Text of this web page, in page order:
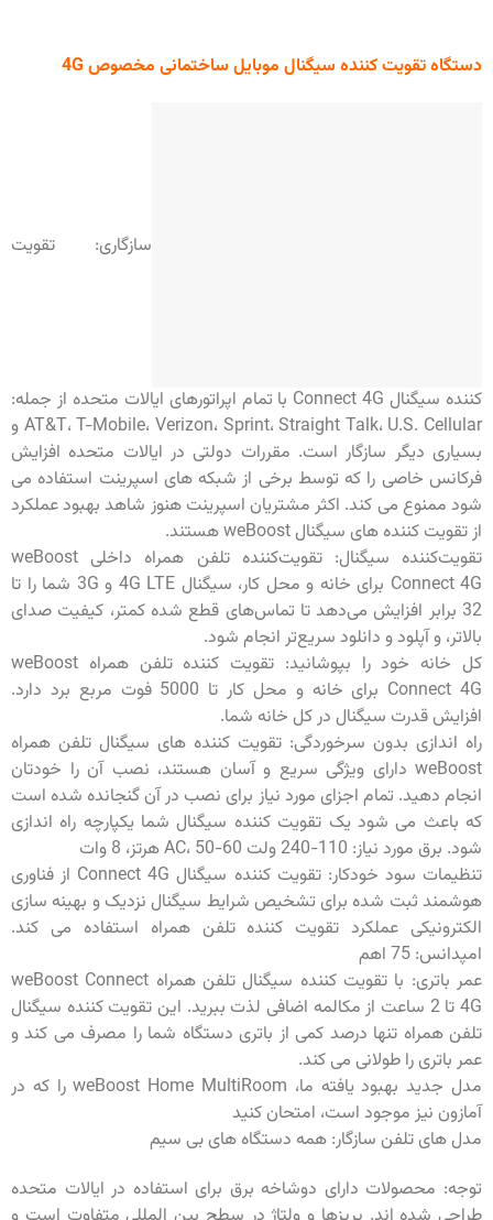
دستگاه تقویت کننده سیگنال موبایل ساختمانی مخصوص 4G
سازگاری: تقویت
کننده سیگنال Connect 4G با تمام اپراتورهای ایالات متحده از جمله:
AT&T، T-Mobile، Verizon، Sprint، Straight Talk، U.S. Cellular و
بسیاری دیگر سازگار است. مقررات دولتی در ایالات متحده افزایش
فرکانس خاصی را که توسط برخی از شبکه های اسپرینت استفاده می
شود ممنوع می کند. اکثر مشتریان اسپرینت هنوز شاهد بهبود عملکرد
از تقویت کننده های سیگنال weBoost هستند.
تقویت‌کننده سیگنال: تقویت‌کننده تلفن همراه داخلی weBoost
Connect 4G برای خانه و محل کار، سیگنال 4G LTE و 3G شما را تا
32 برابر افزایش می‌دهد تا تماس‌های قطع شده کمتر، کیفیت صدای
بالاتر، و آپلود و دانلود سریع‌تر انجام شود.
کل خانه خود را بپوشانید: تقویت کننده تلفن همراه weBoost
Connect 4G برای خانه و محل کار تا 5000 فوت مربع برد دارد.
افزایش قدرت سیگنال در کل خانه شما.
راه اندازی بدون سرخوردگی: تقویت کننده های سیگنال تلفن همراه
weBoost دارای ویژگی سریع و آسان هستند، نصب آن را خودتان
انجام دهید. تمام اجزای مورد نیاز برای نصب در آن گنجانده شده است
که باعث می شود یک تقویت کننده سیگنال شما یکپارچه راه اندازی
شود. برق مورد نیاز: 110-240 ولت AC، 50-60 هرتز، 8 وات
تنظیمات سود خودکار: تقویت کننده سیگنال Connect 4G از فناوری
هوشمند ثبت شده برای تشخیص شرایط سیگنال نزدیک و بهینه سازی
الکترونیکی عملکرد تقویت کننده تلفن همراه استفاده می کند.
امپدانس: 75 اهم
عمر باتری: با تقویت کننده سیگنال تلفن همراه weBoost Connect
4G تا 2 ساعت از مکالمه اضافی لذت ببرید. این تقویت کننده سیگنال
تلفن همراه تنها درصد کمی از باتری دستگاه شما را مصرف می کند و
عمر باتری را طولانی می کند.
مدل جدید بهبود یافته ما، weBoost Home MultiRoom را که در
آمازون نیز موجود است، امتحان کنید
مدل های تلفن سازگار: همه دستگاه های بی سیم
توجه: محصولات دارای دوشاخه برق برای استفاده در ایالات متحده